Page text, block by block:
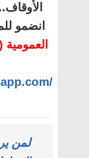
انضمو
العمومية
لمن